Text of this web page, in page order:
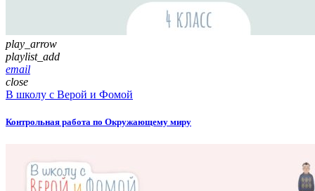
play_arrow
playlist_add
email
close
В школу с Верой и Фомой
Контрольная работа по Окружающему миру